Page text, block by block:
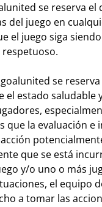
se reserva el
del juego en
el juego siga
se
el estado saludable
que la evaluación e
que se está
y/o uno o más
el equipo
a tomar las